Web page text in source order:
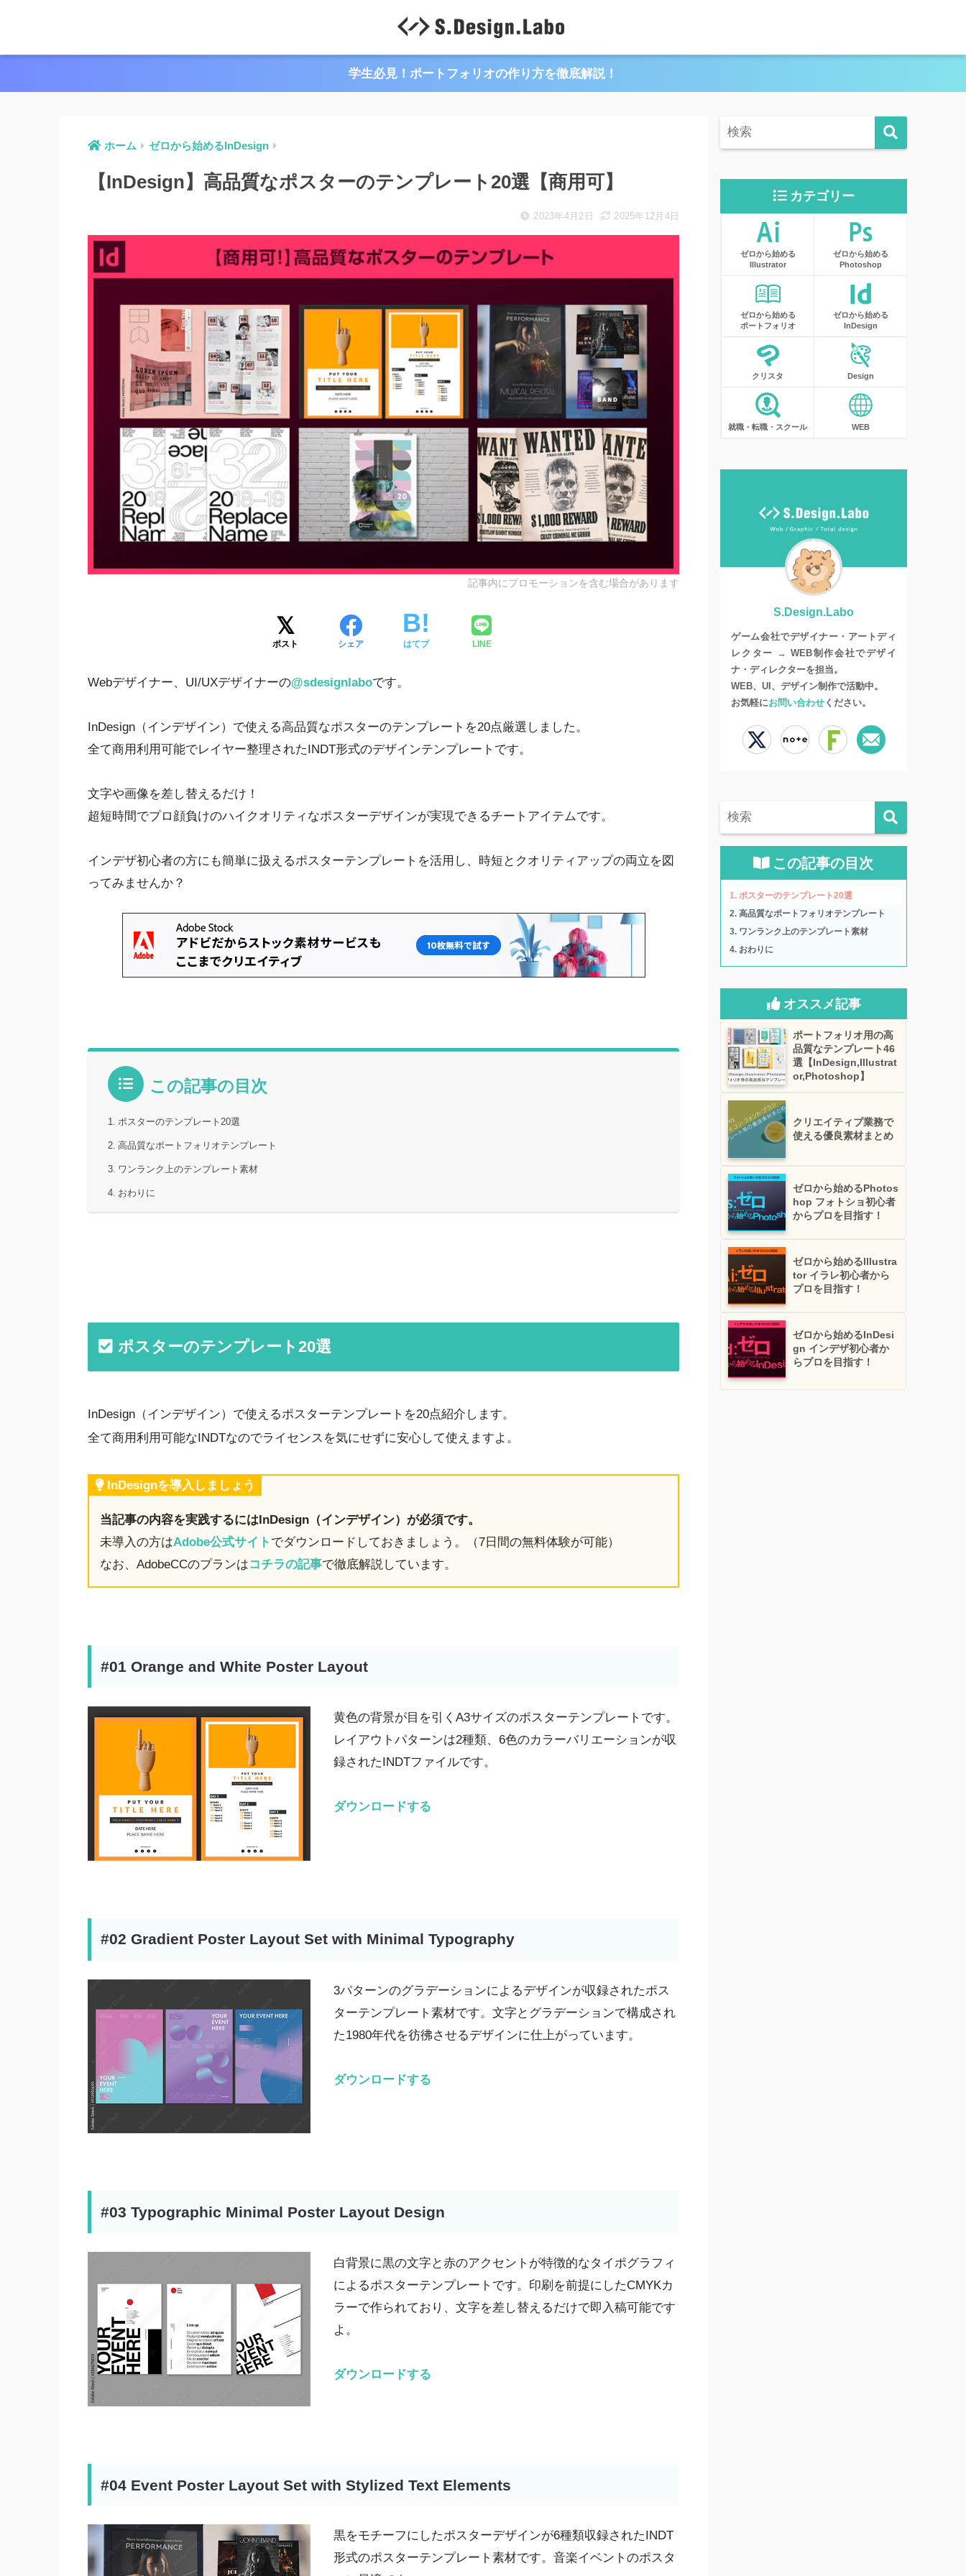
学生必見！ポートフォリオの作り方を徹底解説！
ホーム ゼロから始めるInDesign
【InDesign】高品質なポスターのテンプレート20選【商用可】
2023年4月2日 2025年12月4日
記事内にプロモーションを含む場合があります
ポスト シェア はてブ LINE
Webデザイナー、UI/UXデザイナーの@sdesignlaboです。
InDesign（インデザイン）で使える高品質なポスターのテンプレートを20点厳選しました。
全て商用利用可能でレイヤー整理されたINDT形式のデザインテンプレートです。
文字や画像を差し替えるだけ！
超短時間でプロ顔負けのハイクオリティなポスターデザインが実現できるチートアイテムです。
インデザ初心者の方にも簡単に扱えるポスターテンプレートを活用し、時短とクオリティアップの両立を図
ってみませんか？
この記事の目次
ポスターのテンプレート20選
高品質なポートフォリオテンプレート
ワンランク上のテンプレート素材
おわりに
ポスターのテンプレート20選
InDesign（インデザイン）で使えるポスターテンプレートを20点紹介します。
全て商用利用可能なINDTなのでライセンスを気にせずに安心して使えますよ。
InDesignを導入しましょう
当記事の内容を実践するにはInDesign（インデザイン）が必須です。
未導入の方はAdobe公式サイト でダウンロードしておきましょう。
（7日間の無料体験が可能）
なお、AdobeCCのプランはコチラの記事で徹底解説しています。
#01 Orange and White Poster Layout
黄色の背景が目を引くA3サイズのポスターテンプレートです。
レイアウトパターンは2種類、6色のカラーバリエーションが収
録されたINDTファイルです。
ダウンロードする
#02 Gradient Poster Layout Set with Minimal Typography
3パターンのグラデーションによるデザインが収録されたポス
ターテンプレート素材です。文字とグラデーションで構成され
た1980年代を彷彿させるデザインに仕上がっています。
ダウンロードする
#03 Typographic Minimal Poster Layout Design
白背景に黒の文字と赤のアクセントが特徴的なタイポグラフィ
によるポスターテンプレートです。印刷を前提にしたCMYKカ
ラーで作られており、文字を差し替えるだけで即入稿可能です
よ。
ダウンロードする
#04 Event Poster Layout Set with Stylized Text Elements
黒をモチーフにしたポスターデザインが6種類収録されたINDT
形式のポスターテンプレート素材です。音楽イベントのポスタ
カテゴリー
ゼロから始める
Illustrator
ゼロから始める
Photoshop
ゼロから始める
ポートフォリオ
ゼロから始める
InDesign
クリスタ Design
就職・転職・スクール WEB
S.Design.Labo
ゲーム会社でデザイナー・アートディ
レクター → WEB制作会社でデザイ
ナ・ディレクターを担当。
WEB、UI、デザイン制作で活動中。
お気軽にお問い合わせ ください。
この記事の目次
ポスターのテンプレート20選
高品質なポートフォリオテンプレート
ワンランク上のテンプレート素材
おわりに
オススメ記事
ポートフォリオ用の高
品質なテンプレート46
選【InDesign,Illustrat
or,Photoshop】
クリエイティブ業務で
使える優良素材まとめ
ゼロから始めるPhotos
hop フォトショ初心者
からプロを目指す！
ゼロから始めるIllustra
tor イラレ初心者から
プロを目指す！
ゼロから始めるInDesi
gn インデザ初心者か
らプロを目指す！